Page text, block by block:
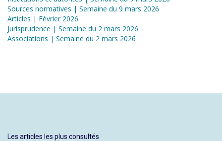
Sources normatives | Semaine du 9 mars 2026
Articles | Février 2026
Jurisprudence | Semaine du 2 mars 2026
Associations | Semaine du 2 mars 2026
Les articles les plus consultés